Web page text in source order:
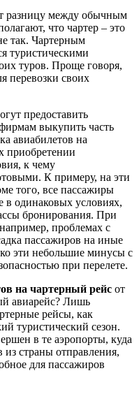
разницу между обычным
что чартер – это
так. Чартерным
туристическими
туров. Проще говоря,
перевозки своих
предоставить
выкупить часть
авиабилетов на
приобретении
к чему
К примеру, на эти
того, все пассажиры
в одинаковых условиях,
бронирования. При
проблемах с
пассажиров на иные
эти небольшие минусы с
при перелете.
на чартерный рейс от
авиарейс? Лишь
рейсы, как
туристический сезон.
в те аэропорты, куда
страны отправления,
для пассажиров